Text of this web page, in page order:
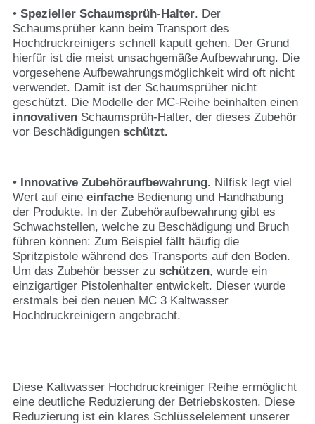
• Spezieller Schaumsprüh-Halter. Der
Schaumsprüher kann beim Transport des
Hochdruckreinigers schnell kaputt gehen. Der Grund
hierfür ist die meist unsachgemäße Aufbewahrung. Die
vorgesehene Aufbewahrungsmöglichkeit wird oft nicht
verwendet. Damit ist der Schaumsprüher nicht
geschützt. Die Modelle der MC-Reihe beinhalten einen
innovativen Schaumsprüh-Halter, der dieses Zubehör
vor Beschädigungen schützt.
• Innovative Zubehöraufbewahrung. Nilfisk legt viel
Wert auf eine einfache Bedienung und Handhabung
der Produkte. In der Zubehöraufbewahrung gibt es
Schwachstellen, welche zu Beschädigung und Bruch
führen können: Zum Beispiel fällt häufig die
Spritzpistole während des Transports auf den Boden.
Um das Zubehör besser zu schützen, wurde ein
einzigartiger Pistolenhalter entwickelt. Dieser wurde
erstmals bei den neuen MC 3 Kaltwasser
Hochdruckreinigern angebracht.
Diese Kaltwasser Hochdruckreiniger Reihe ermöglicht
eine deutliche Reduzierung der Betriebskosten. Diese
Reduzierung ist ein klares Schlüsselelement unserer